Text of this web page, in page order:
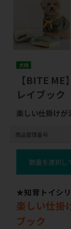
犬用
【BITE
レイブッ
楽しい仕掛け
商品管理番号
数量を選択し
★知育トイシ
楽しい仕掛
ブック